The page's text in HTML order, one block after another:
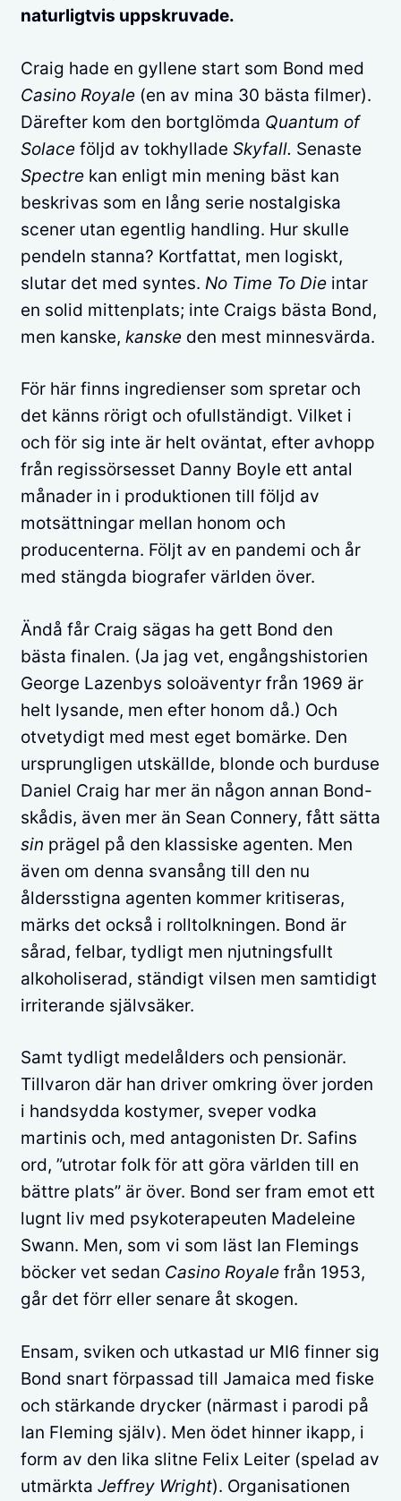
naturligtvis uppskruvade.
Craig hade en gyllene start som Bond med
Casino Royale (en av mina 30 bästa filmer).
Därefter kom den bortglömda Quantum of
Solace följd av tokhyllade Skyfall. Senaste
Spectre kan enligt min mening bäst kan
beskrivas som en lång serie nostalgiska
scener utan egentlig handling. Hur skulle
pendeln stanna? Kortfattat, men logiskt,
slutar det med syntes. No Time To Die intar
en solid mittenplats; inte Craigs bästa Bond,
men kanske, kanske den mest minnesvärda.
För här finns ingredienser som spretar och
det känns rörigt och ofullständigt. Vilket i
och för sig inte är helt oväntat, efter avhopp
från regissörsesset Danny Boyle ett antal
månader in i produktionen till följd av
motsättningar mellan honom och
producenterna. Följt av en pandemi och år
med stängda biografer världen över.
Ändå får Craig sägas ha gett Bond den
bästa finalen. (Ja jag vet, engångshistorien
George Lazenbys soloäventyr från 1969 är
helt lysande, men efter honom då.) Och
otvetydigt med mest eget bomärke. Den
ursprungligen utskällde, blonde och burduse
Daniel Craig har mer än någon annan Bond-
skådis, även mer än Sean Connery, fått sätta
sin prägel på den klassiske agenten. Men
även om denna svansång till den nu
åldersstigna agenten kommer kritiseras,
märks det också i rolltolkningen. Bond är
sårad, felbar, tydligt men njutningsfullt
alkoholiserad, ständigt vilsen men samtidigt
irriterande självsäker.
Samt tydligt medelålders och pensionär.
Tillvaron där han driver omkring över jorden
i handsydda kostymer, sveper vodka
martinis och, med antagonisten Dr. Safins
ord, ”utrotar folk för att göra världen till en
bättre plats” är över. Bond ser fram emot ett
lugnt liv med psykoterapeuten Madeleine
Swann. Men, som vi som läst Ian Flemings
böcker vet sedan Casino Royale från 1953,
går det förr eller senare åt skogen.
Ensam, sviken och utkastad ur MI6 finner sig
Bond snart förpassad till Jamaica med fiske
och stärkande drycker (närmast i parodi på
Ian Fleming själv). Men ödet hinner ikapp, i
form av den lika slitne Felix Leiter (spelad av
utmärkta Jeffrey Wright). Organisationen